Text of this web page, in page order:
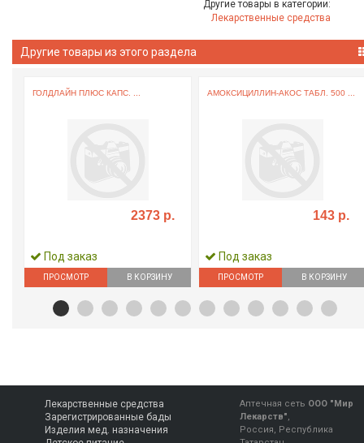
Другие товары в категории:
Лекарственные средства
Другие товары из этого раздела
ГОЛДЛАЙН ПЛЮС КАПС. ...
2373 р.
Под заказ
ПРОСМОТР В КОРЗИНУ
АМОКСИЦИЛЛИН-АКОС ТАБЛ. 500 ...
143 р.
Под заказ
ПРОСМОТР В КОРЗИНУ
Лекарственные средства
Зарегистрированные бады
Изделия мед. назначения
Аптечная сеть ООО "Мир
Лекарств",
Россия, Республика